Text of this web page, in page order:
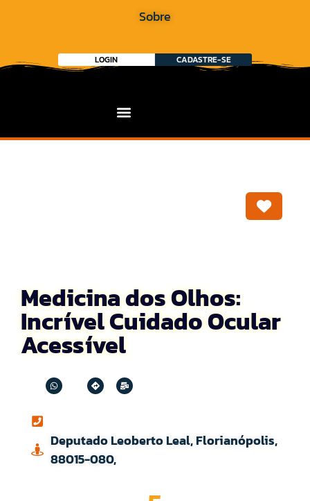
Sobre
LOGIN CADASTRE-SE
Medicina dos Olhos:
Incrível Cuidado Ocular
Acessível
Deputado Leoberto Leal, Florianópolis,
88015-080,